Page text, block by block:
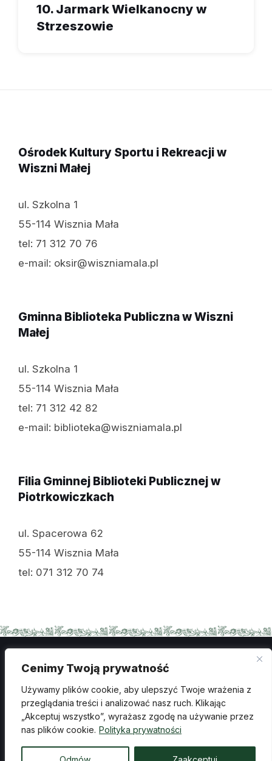
Cenimy Twoją prywatność
Używamy plików cookie, aby ulepszyć Twoje wrażenia z
przeglądania treści i analizować nasz ruch. Klikając
„Akceptuj wszystko”, wyrażasz zgodę na używanie przez
nas plików cookie. Polityka prywatności
10. Jarmark Wielkanocny w
Strzeszowie
Ośrodek Kultury Sportu i Rekreacji w
Wiszni Małej
ul. Szkolna 1
55-114 Wisznia Mała
tel: 71 312 70 76
e-mail: oksir@wiszniamala.pl
Gminna Biblioteka Publiczna w Wiszni
Małej
ul. Szkolna 1
55-114 Wisznia Mała
tel: 71 312 42 82
e-mail: biblioteka@wiszniamala.pl
Filia Gminnej Biblioteki Publicznej w
Piotrkowiczkach
ul. Spacerowa 62
55-114 Wisznia Mała
tel: 071 312 70 74
Polityka prywatności
Ochrona danych osobowych
Deklaracja dostępności
Wykonanie: creosoft.pl
© 2026 Ośrodek Kultury Sportu i Rekreacji w Wiszni